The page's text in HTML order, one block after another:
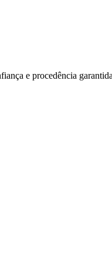
e procedência